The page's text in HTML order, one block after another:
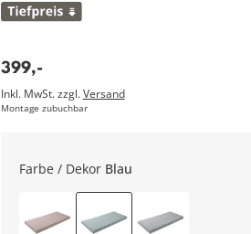
399,-
Inkl. MwSt. zzgl.Versand
Montage zubuchbar
Farbe / Dekor Blau